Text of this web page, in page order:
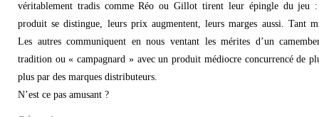
véritablement tradis comme Réo ou Gillot tirent leur épingle du jeu
produit se distingue, leurs prix augmentent, leurs marges aussi. Tant
Les autres communiquent en nous ventant les mérites d’un
tradition ou « campagnard » avec un produit médiocre concurrencé de
plus par des marques distributeurs.
N’est ce pas amusant ?